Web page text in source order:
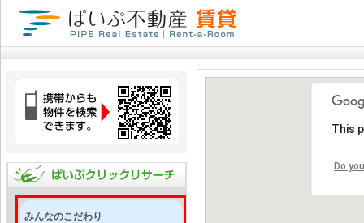
みんなのこだわり
This
Do